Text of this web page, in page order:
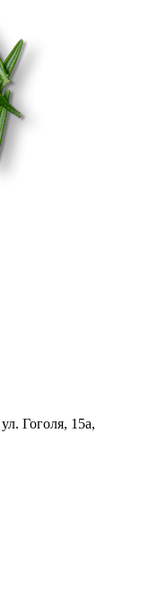
Гоголя, 15а,